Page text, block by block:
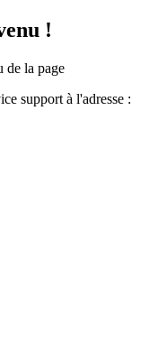
!
de la page
support à l'adresse :